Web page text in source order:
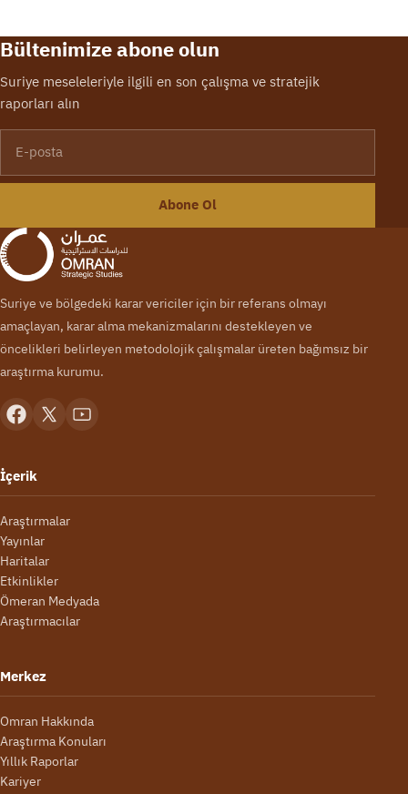
Bültenimize abone olun
Suriye meseleleriyle ilgili en son çalışma ve stratejik
raporları alın
Abone Ol
Suriye ve bölgedeki karar vericiler için bir referans olmayı
amaçlayan, karar alma mekanizmalarını destekleyen ve
öncelikleri belirleyen metodolojik çalışmalar üreten bağımsız bir
araştırma kurumu.
İçerik
Araştırmalar
Yayınlar
Haritalar
Etkinlikler
Ömeran Medyada
Araştırmacılar
Merkez
Omran Hakkında
Araştırma Konuları
Yıllık Raporlar
Kariyer